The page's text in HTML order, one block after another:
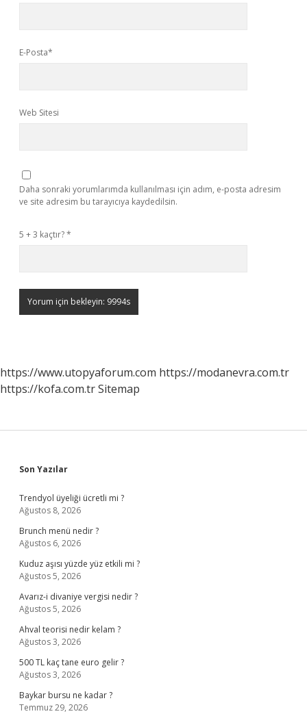
E-Posta*
Web Sitesi
Daha sonraki yorumlarımda kullanılması için adım, e-posta adresim
ve site adresim bu tarayıcıya kaydedilsin.
5 + 3 kaçtır?*
https://www.utopyaforum.com https://modanevra.com.tr
https://kofa.com.trSitemap
Sidebar
Son Yazılar
Trendyol üyeliği ücretli mi ?
Ağustos 8, 2026
Brunch menü nedir ?
Ağustos 6, 2026
Kuduz aşısı yüzde yüz etkili mi ?
Ağustos 5, 2026
Avarız-i divaniye vergisi nedir ?
Ağustos 5, 2026
Ahval teorisi nedir kelam ?
Ağustos 3, 2026
500 TL kaç tane euro gelir ?
Ağustos 3, 2026
Baykar bursu ne kadar ?
Temmuz 29, 2026